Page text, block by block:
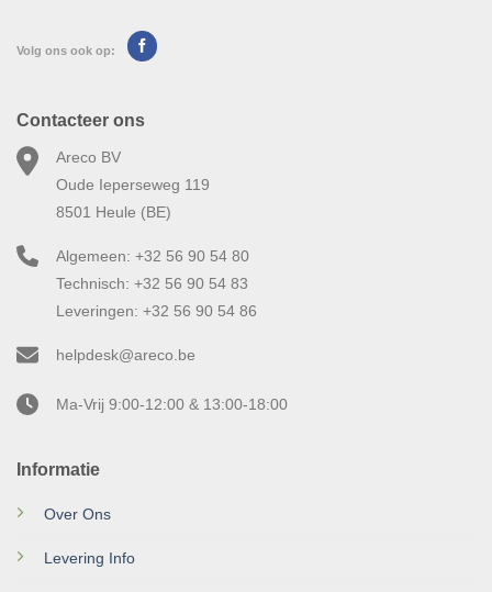
Volg ons ook op:
Informatie
Over Ons
Levering Info
Contacteer ons
Areco BV
Oude Ieperseweg 119
8501 Heule (BE)
Algemeen: +32 56 90 54 80
Technisch: +32 56 90 54 83
Leveringen: +32 56 90 54 86
helpdesk@areco.be
Ma-Vrij 9:00-12:00 & 13:00-18:00